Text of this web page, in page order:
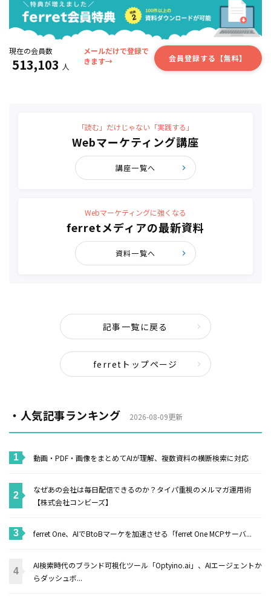
現在の会員数
513,103 人
メールだけで登録で
きます→
会員登録する【無料】
「読む」だけじゃない「実践する」
Webマーケティング講座
講座一覧へ
Webマーケティングに強くなる
ferretメディアの最新資料
資料一覧へ
記事一覧に戻る
ferretトップページ
・人気記事ランキング 2026-08-09更新
動画・PDF・画像をまとめてAIが理解、複数資料の横断検索に対応
なぜあの会社は毎日配信できるのか？タイパ重視のメルマガ運用術
【株式会社コンビーズ】
ferret One、AIでBtoBマーケを加速させる「ferret One MCPサーバ...
AI検索時代のブランド可視化ツール「Optyino.ai」、AIエージェントか
らダッシュボ...